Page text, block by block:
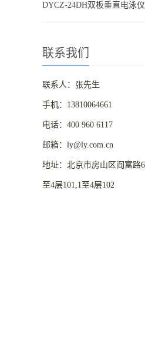
DYCZ-24DH双板垂直电泳
联系我们
联系人：张先生
手机：13810064661
电话：400 960 6117
邮箱：ly@ly.com.cn
地址：北京市房山区阎富路
至4层101,1至4层102